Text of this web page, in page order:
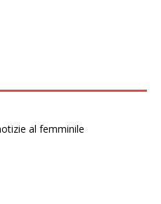
al femminile